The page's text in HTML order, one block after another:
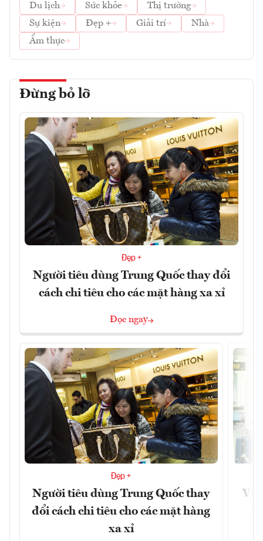
Du lịch
Sức khỏe
Thị trường
Sự kiện
Đẹp + Giải trí
Nhà
Ẩm thực
Đừng bỏ lỡ
Đẹp +
Người tiêu dùng Trung Quốc thay đổi
cách chi tiêu cho các mặt hàng xa xỉ
Đọc ngay
Đẹp +
Người tiêu dùng Trung Quốc thay
đổi cách chi tiêu cho các mặt hàng
xa xỉ